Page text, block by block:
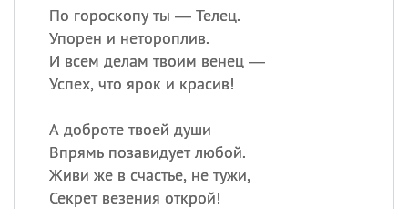
По гороскопу ты — Телец.
Упорен и нетороплив.
И всем делам твоим венец —
Успех, что ярок и красив!
А доброте твоей души
Впрямь позавидует любой.
Живи же в счастье, не тужи,
Секрет везения открой!
покровителя всех
09.08
ИМЕНА
Сегодня празднуют именины